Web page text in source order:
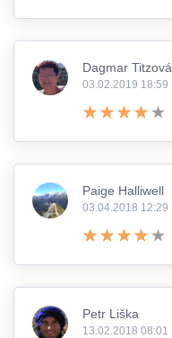
Dagmar Titzová
03.02.2019 18:59
Paige Halliwell
03.04.2018 12:29
Petr Liška
13.02.2018 08:01